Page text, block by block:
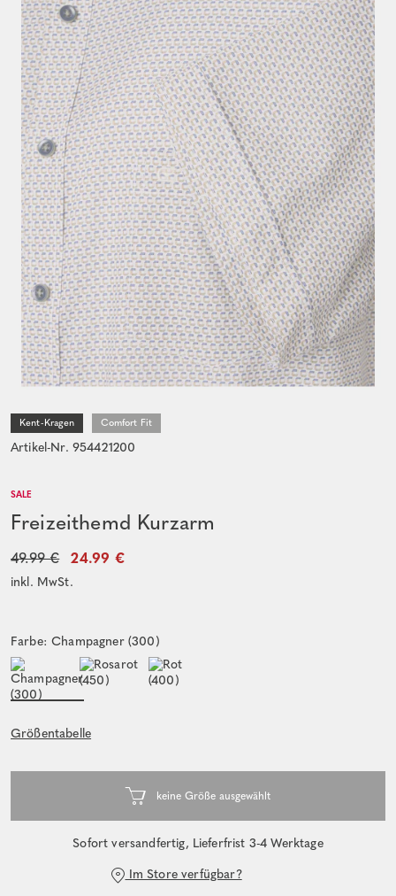
Kent-Kragen Comfort Fit
Artikel-Nr. 954421200
SALE
Freizeithemd Kurzarm
49.99 € 24.99 €
inkl. MwSt.
Farbe: Champagner (300)
Größentabelle
Sofort versandfertig, Lieferfrist 3-4 Werktage
Im Store verfügbar?